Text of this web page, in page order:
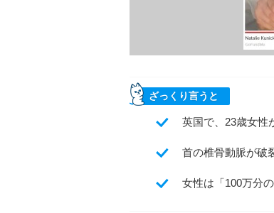
ざっくり言うと
英国で、23歳女性
首の椎骨動脈が破
女性は「100万分